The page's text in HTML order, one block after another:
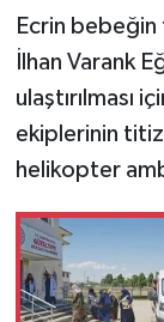
Ecrin
İlhan Varank
ulaştırılması
ekiplerinin titiz
helikopter